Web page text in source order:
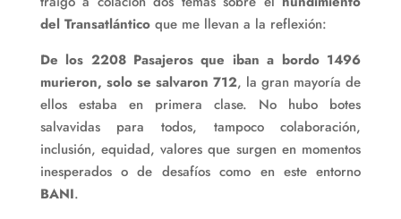
del Transatlánticoque me llevan a la reflexión:
De los 2208 Pasajeros que iban a bordo 1496
murieron, solo se salvaron 712, la gran mayoría de
ellos estaba en primera clase. No hubo botes
salvavidas para todos, tampoco colaboración,
inclusión, equidad, valores que surgen en momentos
inesperados o de desafíos como en este entorno
BANI.